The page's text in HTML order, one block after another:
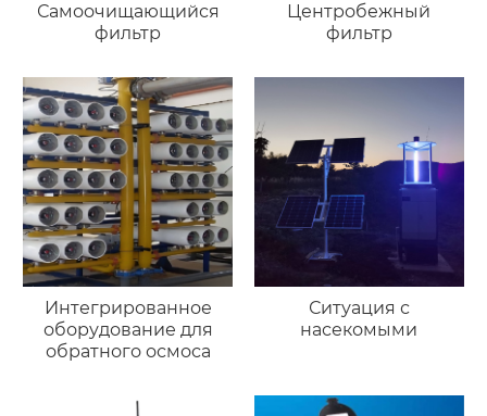
Самоочищающийся
фильтр
Центробежный
фильтр
Интегрированное
оборудование для
обратного осмоса
Ситуация с
насекомыми